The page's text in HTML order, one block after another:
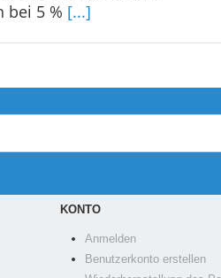
bei 5 % [...]
KONTO
Anmelden
Benutzerkonto erstellen